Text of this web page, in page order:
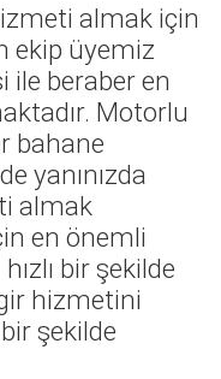
almak için
ekip üyemiz
ile beraber en
Motorlu
bahane
yanınızda
almak
en önemli
bir şekilde
hizmetini
şekilde